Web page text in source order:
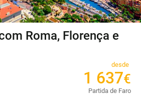
Roma, Florença e
desde
1 637€
Partida de Faro